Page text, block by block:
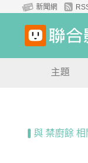
新聞網
主題
與 禁廚餘 相